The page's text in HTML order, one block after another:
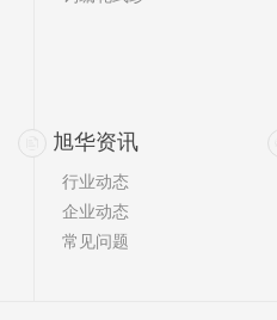
旭华资讯
行业动态
企业动态
常见问题